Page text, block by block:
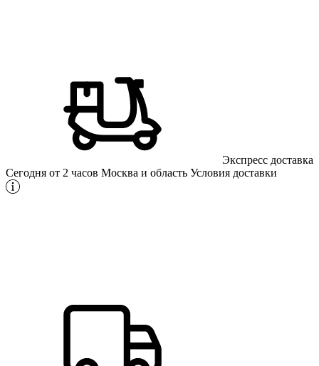
Экспресс доставка
Сегодня от 2 часов Москва и область Условия доставки